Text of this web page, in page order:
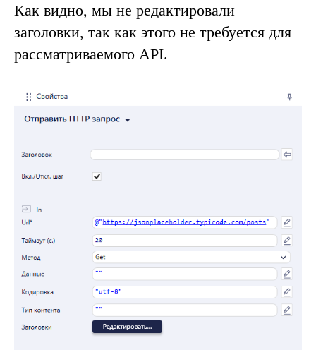
Как видно, мы не редактировали
заголовки, так как этого не требуется для
рассматриваемого API.